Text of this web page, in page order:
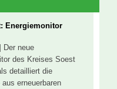
Energiemonitor
Der neue
des Kreises Soest
detailliert die
erneuerbaren